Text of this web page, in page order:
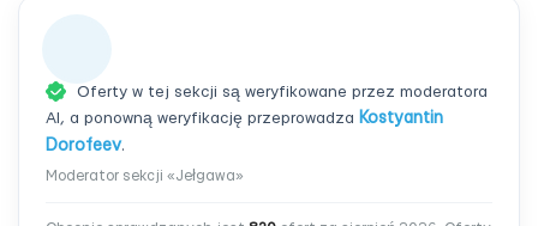
Oferty w tej sekcji są weryfikowane przez moderatora
AI, a ponowną weryfikację przeprowadza Kostyantin
Dorofeev.
Moderator sekcji «Jełgawa»